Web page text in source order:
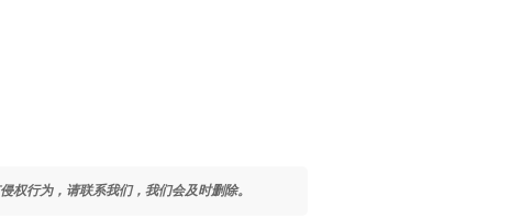
权行为，请联系我们，我们会及时删除。